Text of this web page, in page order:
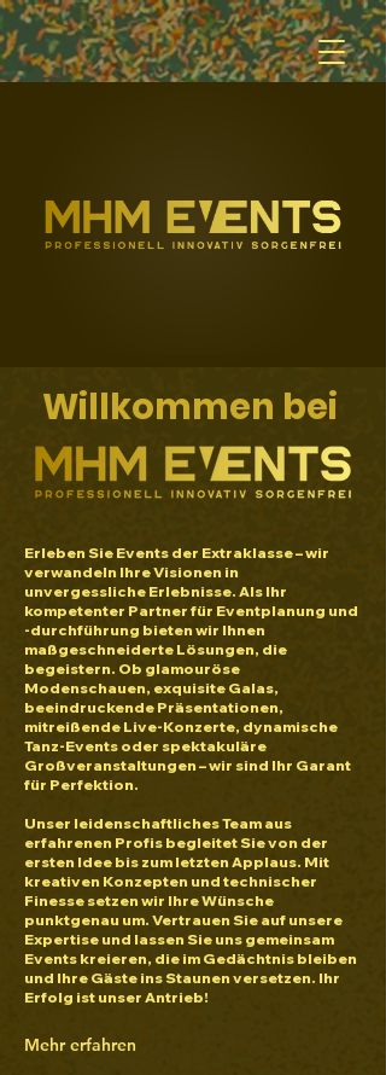
Willkommen bei
Erleben Sie Events der Extraklasse – wir
verwandeln Ihre Visionen in
unvergessliche Erlebnisse. Als Ihr
kompetenter Partner für Eventplanung und
-durchführung bieten wir Ihnen
maßgeschneiderte Lösungen, die
begeistern. Ob glamouröse
Modenschauen, exquisite Galas,
beeindruckende Präsentationen,
mitreißende Live-Konzerte, dynamische
Tanz-Events oder spektakuläre
Großveranstaltungen – wir sind Ihr Garant
für Perfektion.
Unser leidenschaftliches Team aus
erfahrenen Profis begleitet Sie von der
ersten Idee bis zum letzten Applaus. Mit
kreativen Konzepten und technischer
Finesse setzen wir Ihre Wünsche
punktgenau um. Vertrauen Sie auf unsere
Expertise und lassen Sie uns gemeinsam
Events kreieren, die im Gedächtnis bleiben
und Ihre Gäste ins Staunen versetzen. Ihr
Erfolg ist unser Antrieb!
Mehr erfahren